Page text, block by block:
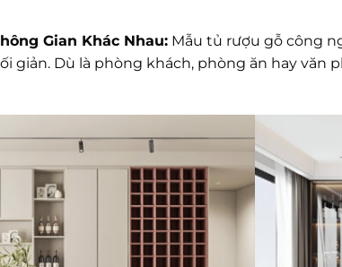
Gian Khác Nhau:Mẫu tủ rượu gỗ công
giản. Dù là phòng khách, phòng ăn hay văn